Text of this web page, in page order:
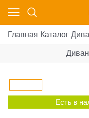
Главная Каталог
Есть в